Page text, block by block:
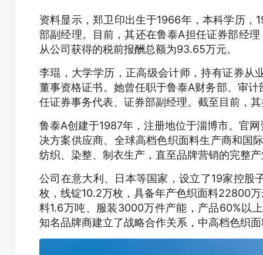
资料显示，郑卫印出生于1966年，本科学历，
部副经理。目前，其还在鲁泰A担任证券部经
从公司获得的税前报酬总额为93.65万元。
李琨，大学学历，正高级会计师，持有证券从
董事资格证书。她曾任职于鲁泰A财务部、审
任证券事务代表、证券部副经理。截至目前，
鲁泰A创建于1987年，注册地位于淄博市。官
决方案供应商、全球高档色织面料生产商和国
纺织、染整、制衣生产，直至品牌营销的完整
公司在意大利、日本等国家，设立了19家控
枚，线锭10.2万枚，具备年产色织面料22800
料1.6万吨、服装3000万件产能，产品60%以
知名品牌商建立了战略合作关系，中高档色织